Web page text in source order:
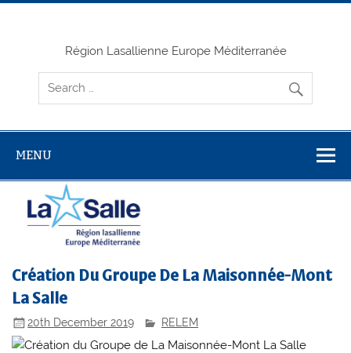
Skip
Région Lasallienne Europe Méditerranée
MENU
Création Du Groupe De La Maisonnée-Mont
La Salle
20th December 2019 RELEM